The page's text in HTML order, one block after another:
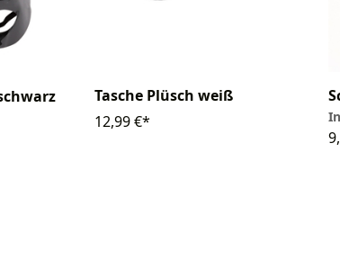
Tasche Plüsch weiß
12,99 €*